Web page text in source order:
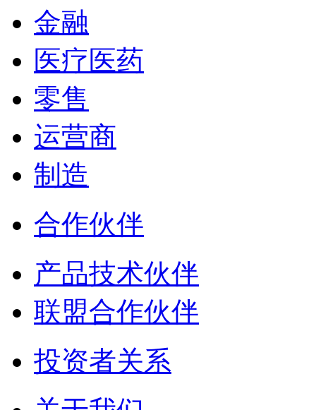
金融
医疗医药
零售
运营商
制造
合作伙伴
产品技术伙伴
联盟合作伙伴
投资者关系